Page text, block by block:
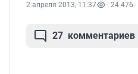
2 апреля 2013, 11:37 24 476
27 комментариев